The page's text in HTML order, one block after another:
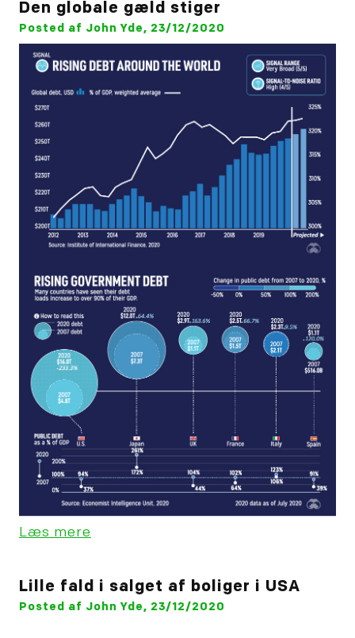
Den globale gæld stiger
Posted af John Yde, 23/12/2020
Læs mere
Lille fald i salget af boliger i USA
Posted af John Yde, 23/12/2020